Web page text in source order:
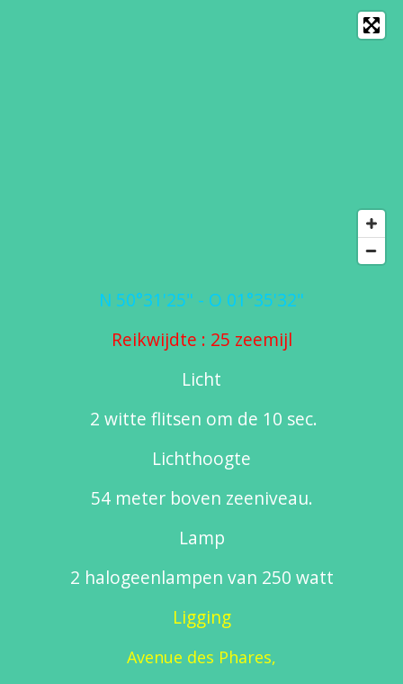
N 50°31'25" - O 01°35'32"
Reikwijdte : 25 zeemijl
Licht
2 witte flitsen om de 10 sec.
Lichthoogte
54 meter boven zeeniveau.
Lamp
2 halogeenlampen van 250 watt
Ligging
Avenue des Phares,